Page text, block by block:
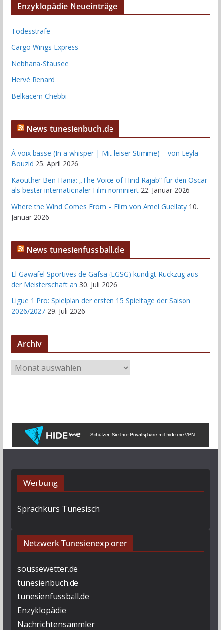
Enzyklopädie Neueinträge
Todesstrafe
Cargo Wings Express
Nebhana-Stausee
Hervé Renard
Belkacem Chebbi
News tunesienbuch.de
À voix basse (In a whisper | Mit leiser Stimme) – von Leyla
Bouzid 25. April 2026
Kaouther Ben Hania: „The Voice of Hind Rajab“ für den Oscar
als bester internationaler Film nominiert 22. Januar 2026
Where the Wind Comes From – Film von Amel Guellaty 10.
Januar 2026
News tunesienfussball.de
El Gawafel Sportives de Gafsa (EGSG) kündigt Rückzug aus
der Meisterschaft an 30. Juli 2026
Ligue 1 Pro: Spielplan der ersten 15 Spieltage der Saison
2026/2027 29. Juli 2026
Archiv
r
Werbung
Sprachkurs Tunesisch
Netzwerk Tunesienexplorer
soussewetter.de
tunesienbuch.de
tunesienfussball.de
Enzyklopädie
Nachrichtensammler